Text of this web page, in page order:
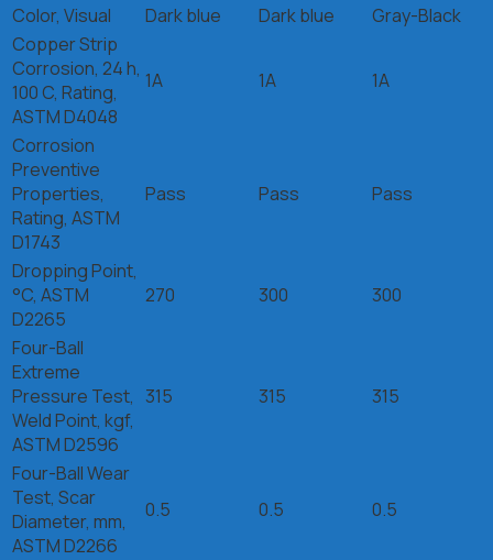
Color, Visual
Dark blue Dark blue
Gray-Black
Copper Strip
Corrosion, 24 h,
100 C, Rating,
ASTM D4048
1A 1A 1A
Corrosion
Preventive
Properties,
Rating, ASTM
D1743
Pass Pass Pass
Dropping Point,
°C, ASTM
D2265
270 300 300
Four-Ball
Extreme
Pressure Test,
Weld Point, kgf,
ASTM D2596
315 315 315
Four-Ball Wear
Test, Scar
Diameter, mm,
ASTM D2266
0.5 0.5 0.5